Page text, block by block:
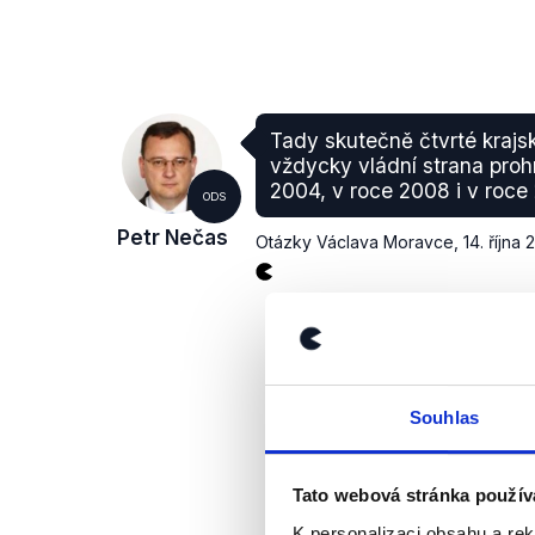
Souhlas
Tato webová stránka
ODS
Petr Nečas
Tady skutečně čtvrté
vždycky vládní strana
2004, v roce 2008 i v roce
Otázky Václava Moravce 14. října